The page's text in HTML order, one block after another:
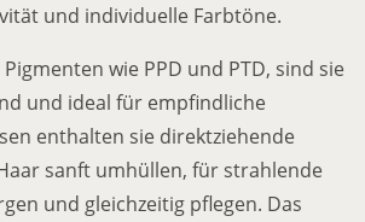
und individuelle Farbtöne.
wie PPD und PTD, sind sie
und ideal für empfindliche
enthalten sie direktziehende
sanft umhüllen, für strahlende
und gleichzeitig pflegen. Das